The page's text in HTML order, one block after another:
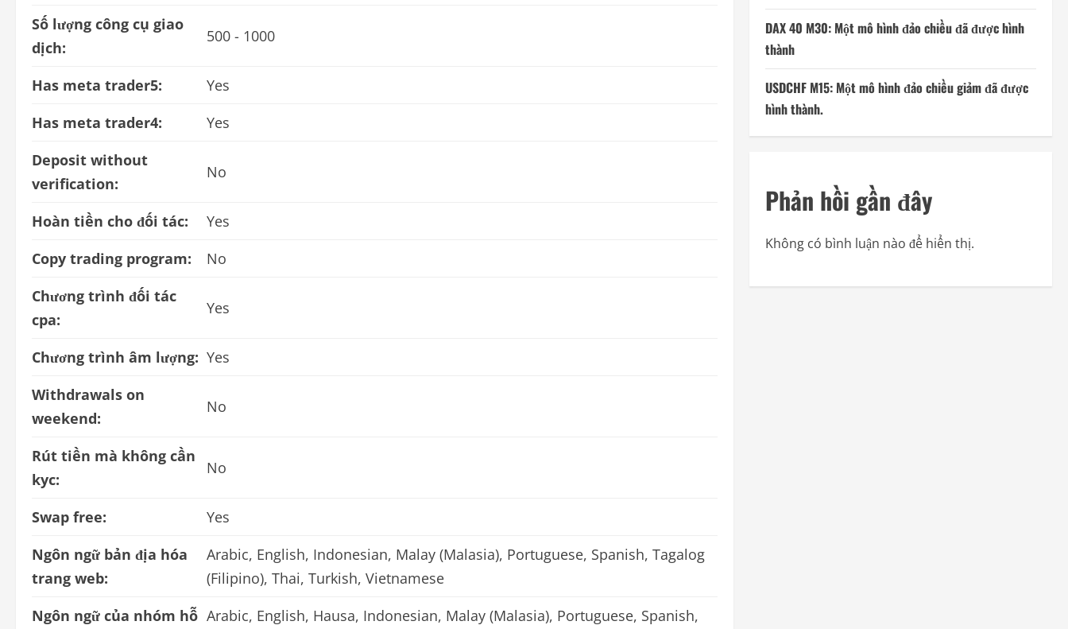
Số lượng công cụ giao
dịch:
500 - 1000
Has meta trader5:
Yes
Has meta trader4:
Yes
Deposit without
verification:
No
Hoàn tiền cho đối tác:
Yes
Copy trading program:
No
Chương trình đối tác
cpa:
Yes
Chương trình âm lượng: Yes
Withdrawals on
weekend:
No
Rút tiền mà không cần
kyc:
No
Swap free:
Yes
Ngôn ngữ bản địa hóa
trang web:
Arabic, English, Indonesian, Malay (Malasia), Portuguese, Spanish, Tagalog
(Filipino), Thai, Turkish, Vietnamese
Ngôn ngữ của nhóm hỗ Arabic, English, Hausa, Indonesian, Malay (Malasia), Portuguese, Spanish,
DAX 40 M30: Một mô hình đảo chiều đã được hình
thành
USDCHF M15: Một mô hình đảo chiều giảm đã được
hình thành.
Phản hồi gần đây
Không có bình luận nào để hiển thị.